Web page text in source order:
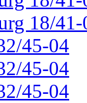
18/41-
45-04
45-04
45-04